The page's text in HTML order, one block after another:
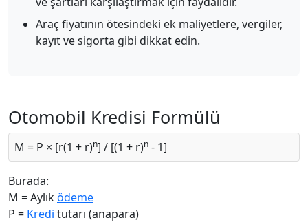
Araç fiyatının ötesindeki ek maliyetlere, vergiler,
kayıt ve sigorta gibi dikkat edin.
Otomobil Kredisi Formülü
M = P × [r(1 + r)n] / [(1 + r)n - 1]
Burada:
M = Aylıködeme
P = Kredi tutarı (anapara)